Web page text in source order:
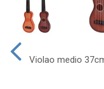
Violao medio